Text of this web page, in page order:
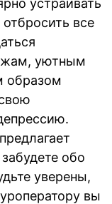
устраивать
все
уютным
образом
обо
уверены,
вы